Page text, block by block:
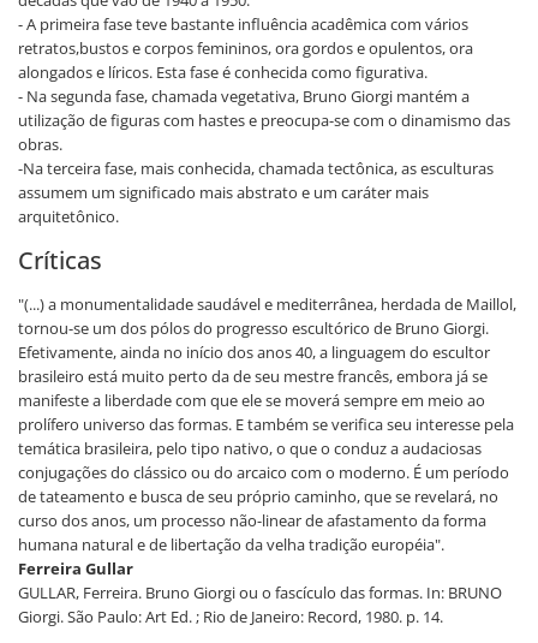
- A primeira fase teve bastante influência acadêmica com vários
retratos,bustos e corpos femininos, ora gordos e opulentos, ora
alongados e líricos. Esta fase é conhecida como figurativa.
- Na segunda fase, chamada vegetativa, Bruno Giorgi mantém a
utilização de figuras com hastes e preocupa-se com o dinamismo das
obras.
-Na terceira fase, mais conhecida, chamada tectônica, as esculturas
assumem um significado mais abstrato e um caráter mais
arquitetônico.
Críticas
"(...) a monumentalidade saudável e mediterrânea, herdada de Maillol,
tornou-se um dos pólos do progresso escultórico de Bruno Giorgi.
Efetivamente, ainda no início dos anos 40, a linguagem do escultor
brasileiro está muito perto da de seu mestre francês, embora já se
manifeste a liberdade com que ele se moverá sempre em meio ao
prolífero universo das formas. E também se verifica seu interesse pela
temática brasileira, pelo tipo nativo, o que o conduz a audaciosas
conjugações do clássico ou do arcaico com o moderno. É um período
de tateamento e busca de seu próprio caminho, que se revelará, no
curso dos anos, um processo não-linear de afastamento da forma
humana natural e de libertação da velha tradição européia".
Ferreira Gullar
GULLAR, Ferreira. Bruno Giorgi ou o fascículo das formas. In: BRUNO
Giorgi. São Paulo: Art Ed. ; Rio de Janeiro: Record, 1980. p. 14.